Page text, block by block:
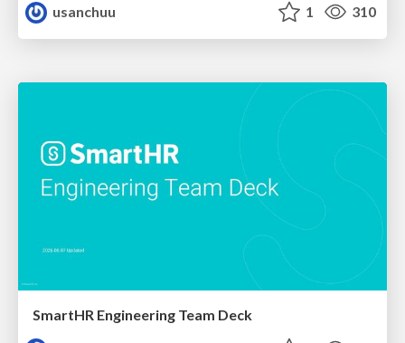
usanchuu
1 310
SmartHR Engineering Team Deck